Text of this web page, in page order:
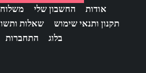
אודות החשבון שלי
תקנון ותנאי שימוש
שאלות
בלוג
התחברות